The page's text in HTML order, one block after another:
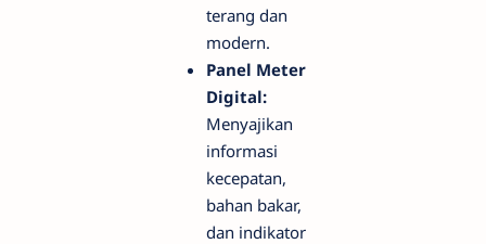
terang dan
modern.
Panel Meter
Digital:
Menyajikan
informasi
kecepatan,
bahan bakar,
dan indikator